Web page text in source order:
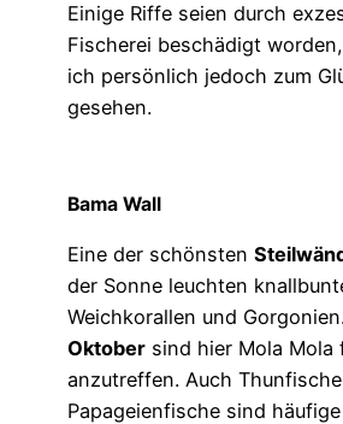
Einige Riffe seien durch
Fischerei beschädigt
ich persönlich jedoch zum
gesehen.
Bama Wall
Eine der schönsten
der Sonne leuchten
Weichkorallen und
Oktober sind hier Mola Mola
anzutreffen. Auch
Papageienfische sind